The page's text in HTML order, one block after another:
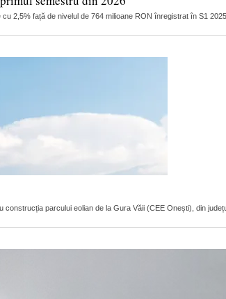
2,5% față de nivelul de 764 milioane RON înregistrat în S1
parcului eolian de la Gura Văii (CEE Onești), din